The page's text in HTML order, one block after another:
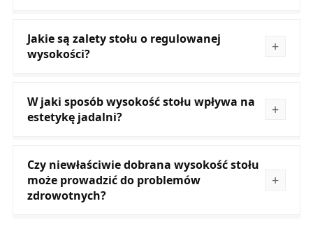
Jakie są zalety stołu o regulowanej
wysokości?
W jaki sposób wysokość stołu wpływa na
estetykę jadalni?
Czy niewłaściwie dobrana wysokość stołu
może prowadzić do problemów
zdrowotnych?